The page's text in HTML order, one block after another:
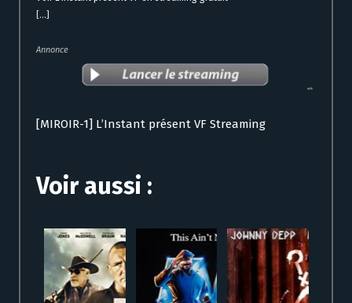
[...]
Annonce
[MIROIR-1] L’Instant présent VF Streaming
Voir aussi :